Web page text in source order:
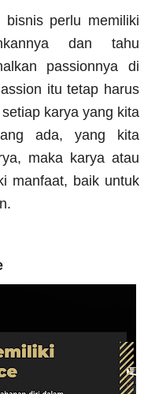
bisnis perlu memiliki
dan tahu
passionnya di
itu tetap harus
karya yang kita
ada, yang kita
maka karya atau
manfaat, baik untuk